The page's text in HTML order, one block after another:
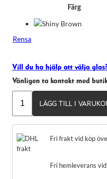
Färg
Rensa
Vill du ha hjälp att välja
Vänligen ta kontakt med
LW50088I
mängd
LÄGG TILL I
Fri frakt vid köp
Fri hemleverans